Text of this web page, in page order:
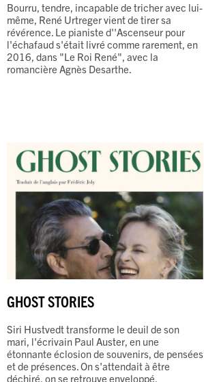
Bourru, tendre, incapable de tricher avec lui-
même, René Urtreger vient de tirer sa
révérence. Le pianiste d''Ascenseur pour
l'échafaud s'était livré comme rarement, en
2016, dans "Le Roi René", avec la
romancière Agnès Desarthe.
GHOST STORIES
Siri Hustvedt transforme le deuil de son
mari, l'écrivain Paul Auster, en une
étonnante éclosion de souvenirs, de pensées
et de présences. On s'attendait à être
déchiré, on se retrouve enveloppé.